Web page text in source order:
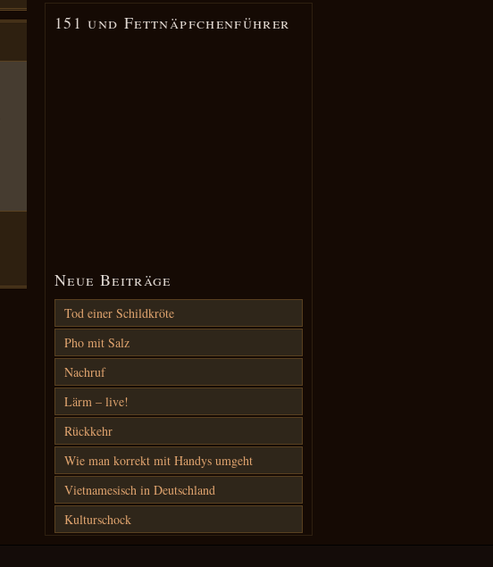
151 und Fettnäpfchenführer
Neue Beiträge
Tod einer Schildkröte
Pho mit Salz
Nachruf
Lärm – live!
Rückkehr
Wie man korrekt mit Handys umgeht
Vietnamesisch in Deutschland
Kulturschock